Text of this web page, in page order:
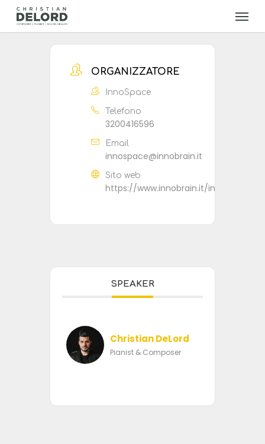
Skip
main
Menu
ORGANIZZATORE
InnoSpace
Telefono
3200416596
Email
innospace@innobrain.it
Sito web
https://www.innobrain.it/innospace
SPEAKER
Christian DeLord
Pianist & Composer